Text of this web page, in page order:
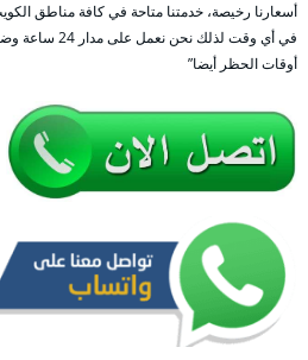
أسعارنا رخيصة، خدمتنا متاحة في كافة مناطق
في أي وقت لذلك
أوقات الحظر أيضا”